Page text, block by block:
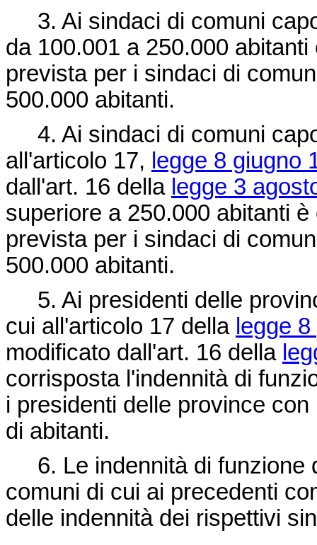
3. Ai sindaci di comuni
da 100.001 a 250.000
prevista per i sindaci di
500.000 abitanti.
4. Ai sindaci di comuni
all'articolo 17, legge 8 giugno
dall'art. 16 della legge 3
superiore a 250.000 abitanti
prevista per i sindaci di
500.000 abitanti.
5. Ai presidenti delle
cui all'articolo 17 della legge
modificato dall'art. 16 della
corrisposta l'indennità di
i presidenti delle province
di abitanti.
6. Le indennità di funzione
comuni di cui ai precedenti
delle indennità dei rispettivi